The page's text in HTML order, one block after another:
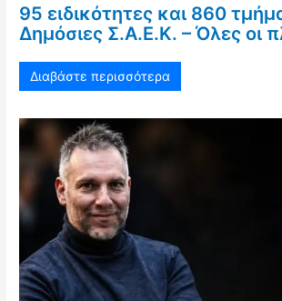
95 ειδικότητες και 860
Δημόσιες Σ.Α.Ε.Κ. – Όλες οι
Διαβάστε περισσότερα